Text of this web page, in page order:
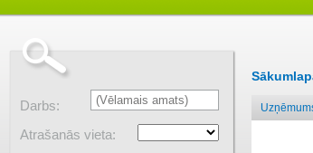
Darbs:
Atrašanās vieta: